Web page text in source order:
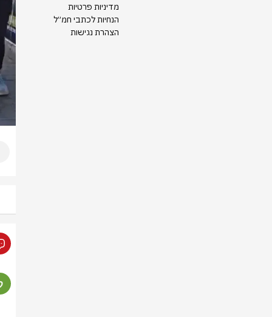
מדיניות פרטיות
הנחיות לכתבי חמ״ל
הצהרת נגישות